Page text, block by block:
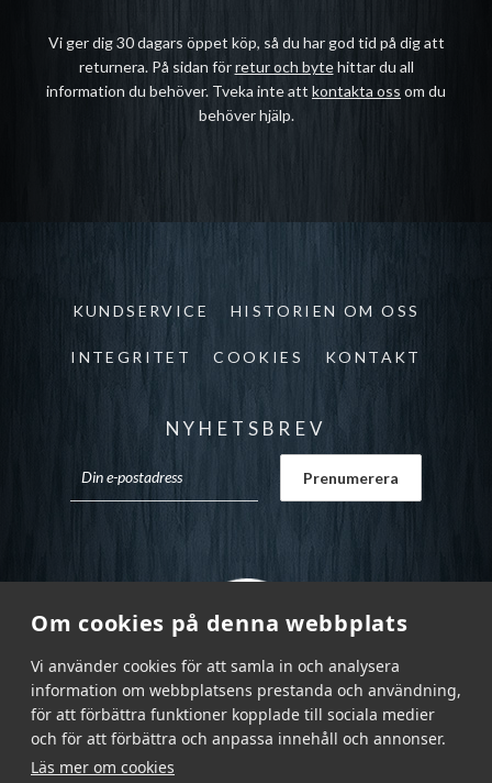
Om cookies på denna webbplats
Vi använder cookies för att samla in och analysera
information om webbplatsens prestanda och användning,
för att förbättra funktioner kopplade till sociala medier
och för att förbättra och anpassa innehåll och annonser.
Läs mer om cookies
Vi ger dig 30 dagars öppet köp, så du har god tid på dig att
returnera. På sidan förretur och bytehittar du all
information du behöver. Tveka inte att kontakta oss om du
behöver hjälp.
KUNDSERVICE HISTORIEN OM OSS
INTEGRITET COOKIES KONTAKT
NYHETSBREV